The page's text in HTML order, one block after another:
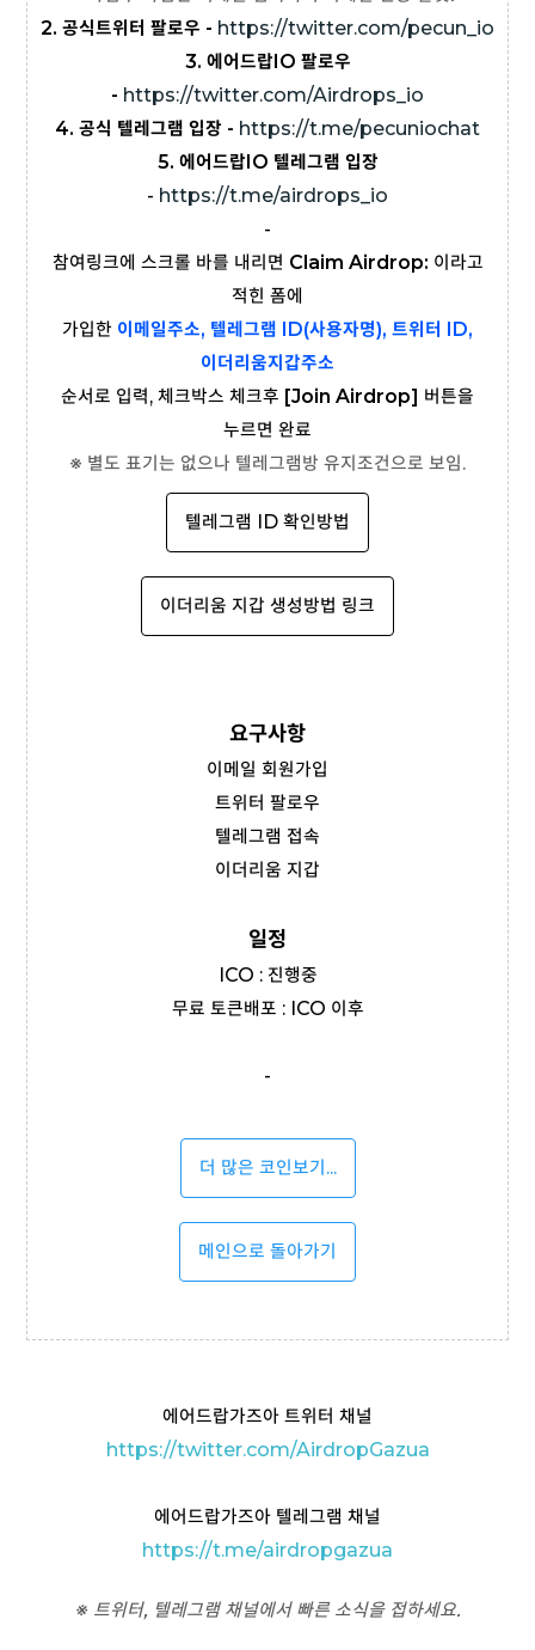
2. 공식트위터 팔로우 - https://twitter.com/pecun_io
3. 에어드랍IO 팔로우
- https://twitter.com/Airdrops_io
4. 공식 텔레그램 입장 - https://t.me/pecuniochat
5. 에어드랍IO 텔레그램 입장
- https://t.me/airdrops_io
-
참여링크에 스크롤 바를 내리면 Claim Airdrop: 이라고
적힌 폼에
가입한 이메일주소, 텔레그램 ID(사용자명), 트위터 ID,
이더리움지갑주소
순서로 입력, 체크박스 체크후 [Join Airdrop] 버튼을
누르면 완료
※ 별도 표기는 없으나 텔레그램방 유지조건으로 보임.
텔레그램 ID 확인방법
이더리움 지갑 생성방법 링크
요구사항
이메일 회원가입
트위터 팔로우
텔레그램 접속
이더리움 지갑
일정
ICO : 진행중
무료 토큰배포 : ICO 이후
-
더 많은 코인보기...
메인으로 돌아가기
에어드랍가즈아 트위터 채널
https://twitter.com/AirdropGazua
에어드랍가즈아 텔레그램 채널
https://t.me/airdropgazua
※ 트위터, 텔레그램 채널에서 빠른 소식을 접하세요.